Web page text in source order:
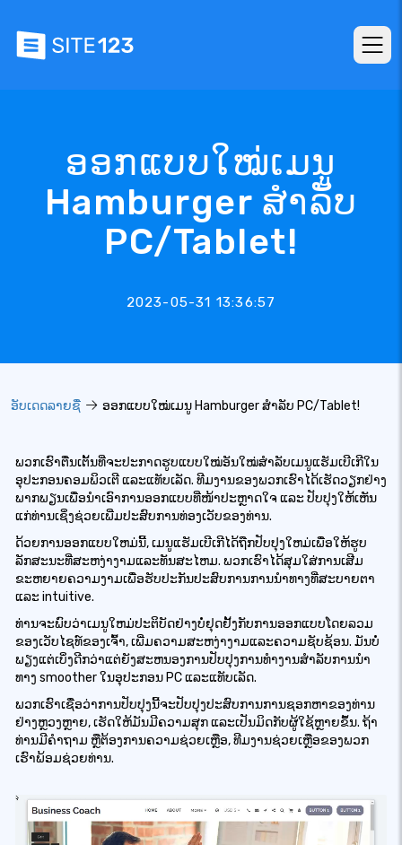
ອອກແບບໃໝ່ເມນູ
Hamburger ສໍາລັບ
PC/Tablet!
2023-05-31 13:36:57
ອັບເດດລາຍຊື່ ອອກແບບໃໝ່ເມນູ Hamburger ສໍາລັບ PC/Tablet!
ພວກເຮົາຕື່ນເຕັ້ນທີ່ຈະປະກາດຮູບແບບໃໝ່ອັນໃໝ່ສຳລັບເມນູແຮັມເບີເກີໃນ
ອຸປະກອນຄອມພິວເຕີ ແລະແທັບເລັດ. ທີມງານຂອງພວກເຮົາໄດ້ເຮັດວຽກຢ່າງ
ພາກພຽນເພື່ອນຳເອົາການອອກແບບທີ່ໜ້າປະຫຼາດໃຈ ແລະ ປັບປຸງໃຫ້ເຫັນ
ແກ່ທ່ານເຊິ່ງຊ່ວຍເພີ່ມປະສົບການທ່ອງເວັບຂອງທ່ານ.
ດ້ວຍການອອກແບບໃຫມ່ນີ້, ເມນູແຮັມເບີເກີໄດ້ຖືກປັບປຸງໃຫມ່ເພື່ອໃຫ້ຮູບ
ລັກສະນະທີ່ສະຫງ່າງາມແລະທັນສະໄຫມ. ພວກເຮົາໄດ້ສຸມໃສ່ການເສີມ
ຂະຫຍາຍຄວາມງາມເພື່ອຮັບປະກັນປະສົບການການນໍາທາງທີ່ສະບາຍຕາ
ແລະ intuitive.
ທ່ານຈະພົບວ່າເມນູໃຫມ່ປະຕິບັດຢ່າງບໍ່ຢຸດຢັ້ງກັບການອອກແບບໂດຍລວມ
ຂອງເວັບໄຊທ໌ຂອງເຈົ້າ, ເພີ່ມຄວາມສະຫງ່າງາມແລະຄວາມຊັບຊ້ອນ. ມັນບໍ່
ພຽງແຕ່ເບິ່ງດີກວ່າແຕ່ຍັງສະຫນອງການປັບປຸງການທໍາງານສໍາລັບການນໍາ
ທາງ smoother ໃນອຸປະກອນ PC ແລະແທັບເລັດ.
ພວກເຮົາເຊື່ອວ່າການປັບປຸງນີ້ຈະປັບປຸງປະສົບການການຊອກຫາຂອງທ່ານ
ຢ່າງຫຼວງຫຼາຍ, ເຮັດໃຫ້ມັນມີຄວາມສຸກ ແລະເປັນມິດກັບຜູ້ໃຊ້ຫຼາຍຂຶ້ນ. ຖ້າ
ທ່ານມີຄຳຖາມ ຫຼືຕ້ອງການຄວາມຊ່ວຍເຫຼືອ, ທີມງານຊ່ວຍເຫຼືອຂອງພວກ
ເຮົາພ້ອມຊ່ວຍທ່ານ.